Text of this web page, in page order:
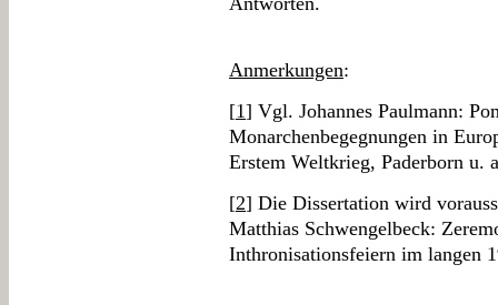
Anmerkungen:
[1] Vgl. Johannes Paulmann:
Monarchenbegegnungen in
Erstem Weltkrieg, Paderborn u.
[2] Die Dissertation wird
Matthias Schwengelbeck:
Inthronisationsfeiern im langen